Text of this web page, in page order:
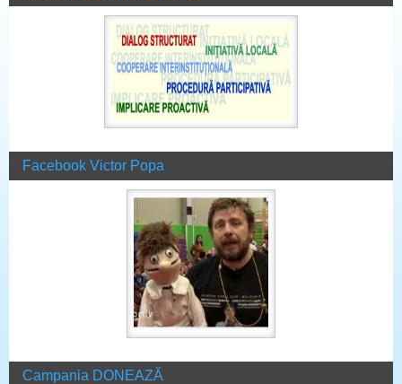
Facebook Victor Popa
Campania DONEAZĂ